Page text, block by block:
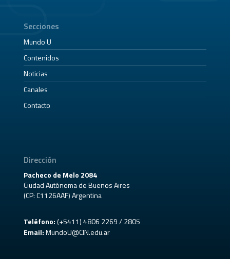
Secciones
Mundo U
Contenidos
Noticias
Canales
Contacto
Dirección
Pacheco de Melo 2084
Ciudad Autónoma de Buenos Aires
(CP: C1126AAF) Argentina
Teléfono:(+5411) 4806 2269 / 2805
Email: MundoU@CIN.edu.ar